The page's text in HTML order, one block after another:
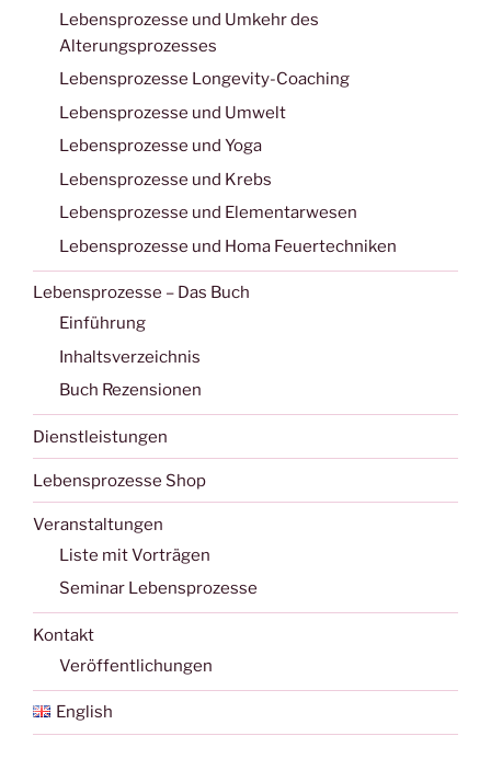
Lebensprozesse und Umkehr des
Alterungsprozesses
Lebensprozesse Longevity-Coaching
Lebensprozesse und Umwelt
Lebensprozesse und Yoga
Lebensprozesse und Krebs
Lebensprozesse und Elementarwesen
Lebensprozesse und Homa Feuertechniken
Lebensprozesse – Das Buch
Einführung
Inhaltsverzeichnis
Buch Rezensionen
Dienstleistungen
Lebensprozesse Shop
Veranstaltungen
Liste mit Vorträgen
Seminar Lebensprozesse
Kontakt
Veröffentlichungen
English